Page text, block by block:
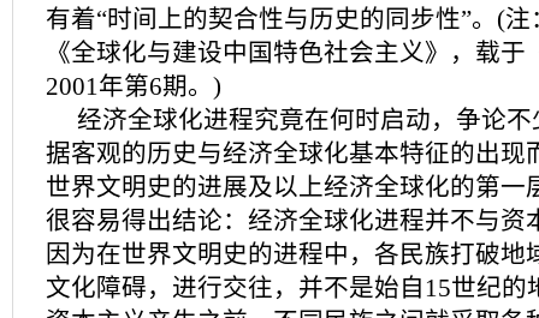
有着“时间上的契合性与历史的同步性”。(
《全球化与建设中国特色社会主义》，载于
2001年第6期。)
经济全球化进程究竟在何时启动，争论
据客观的历史与经济全球化基本特征的出现
世界文明史的进展及以上经济全球化的第一
很容易得出结论：经济全球化进程并不与资
因为在世界文明史的进程中，各民族打破地
文化障碍，进行交往，并不是始自15世纪的